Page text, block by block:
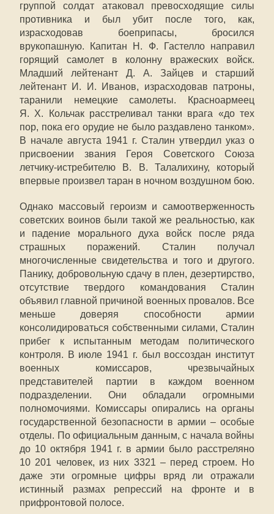
группой солдат атаковал превосходящие силы
противника и был убит после того, как,
израсходовав боеприпасы, бросился
врукопашную. Капитан Н. Ф. Гастелло направил
горящий самолет в колонну вражеских войск.
Младший лейтенант Д. А. Зайцев и старший
лейтенант И. И. Иванов, израсходовав патроны,
таранили немецкие самолеты. Красноармеец
Я. Х. Кольчак расстреливал танки врага «до тех
пор, пока его орудие не было раздавлено танком».
В начале августа 1941 г. Сталин утвердил указ о
присвоении звания Героя Советского Союза
летчику-истребителю В. В. Талалихину, который
впервые произвел таран в ночном воздушном бою.
Однако массовый героизм и самоотверженность
советских воинов были такой же реальностью, как
и падение морального духа войск после ряда
страшных поражений. Сталин получал
многочисленные свидетельства и того и другого.
Панику, добровольную сдачу в плен, дезертирство,
отсутствие твердого командования Сталин
объявил главной причиной военных провалов. Все
меньше доверяя способности армии
консолидироваться собственными силами, Сталин
прибег к испытанным методам политического
контроля. В июле 1941 г. был воссоздан институт
военных комиссаров, чрезвычайных
представителей партии в каждом военном
подразделении. Они обладали огромными
полномочиями. Комиссары опирались на органы
государственной безопасности в армии – особые
отделы. По официальным данным, с начала войны
до 10 октября 1941 г. в армии было расстреляно
10 201 человек, из них 3321 – перед строем. Но
даже эти огромные цифры вряд ли отражали
истинный размах репрессий на фронте и в
прифронтовой полосе.